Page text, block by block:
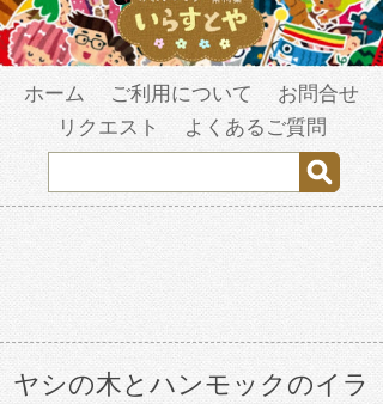
ホーム ご利用について
お問合せ
リクエスト
よくあるご質問
ヤシの木とハンモックのイラ